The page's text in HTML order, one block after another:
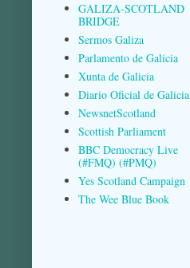
GALIZA-SCOTLAND
BRIDGE
Sermos Galiza
Parlamento de Galicia
Xunta de Galicia
Diario Oficial de Galicia
NewsnetScotland
Scottish Parliament
BBC Democracy Live
(#FMQ) (#PMQ)
Yes Scotland Campaign
The Wee Blue Book